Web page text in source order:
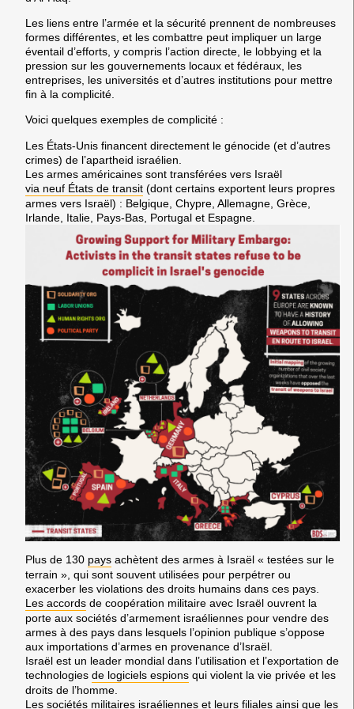
Les liens entre l’armée et la sécurité prennent de nombreuses
formes différentes, et les combattre peut impliquer un large
éventail d’efforts, y compris l’action directe, le lobbying et la
pression sur les gouvernements locaux et fédéraux, les
entreprises, les universités et d’autres institutions pour mettre
fin à la complicité.
Voici quelques exemples de complicité :
Les États-Unis financent directement le génocide (et d’autres
crimes) de l’apartheid israélien.
Les armes américaines sont transférées vers Israël
via neuf États de transit (dont certains exportent leurs propres
armes vers Israël) : Belgique, Chypre, Allemagne, Grèce,
Irlande, Italie, Pays-Bas, Portugal et Espagne.
Plus de 130 pays achètent des armes à Israël « testées sur le
terrain », qui sont souvent utilisées pour perpétrer ou
exacerber les violations des droits humains dans ces pays.
Les accords de coopération militaire avec Israël ouvrent la
porte aux sociétés d’armement israéliennes pour vendre des
armes à des pays dans lesquels l’opinion publique s’oppose
aux importations d’armes en provenance d’Israël.
Israël est un leader mondial dans l’utilisation et l’exportation de
technologies de logiciels espions qui violent la vie privée et les
droits de l’homme.
Les sociétés militaires israéliennes et leurs filiales ainsi que les